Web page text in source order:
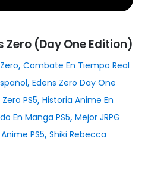
Zero (Day One Edition)
, Combate En Tiempo Real
, Edens Zero Day One
PS5, Historia Anime En
En Manga PS5, Mejor JRPG
PS5, Shiki Rebecca